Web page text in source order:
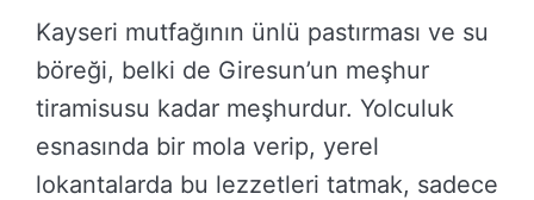
Kayseri mutfağının ünlü pastırması ve su
böreği, belki de Giresun’un meşhur
tiramisusu kadar meşhurdur. Yolculuk
esnasında bir mola verip, yerel
lokantalarda bu lezzetleri tatmak, sadece